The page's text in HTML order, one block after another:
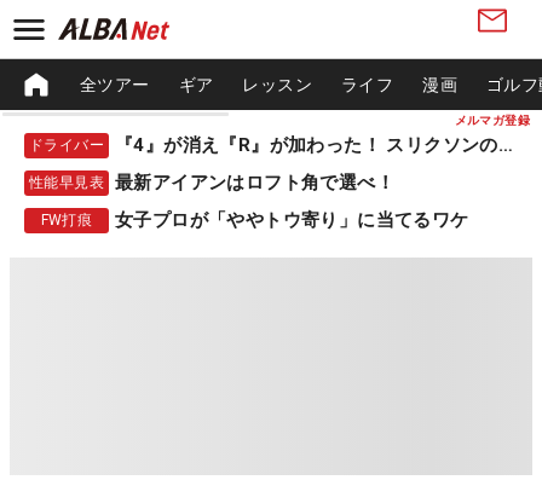
メルマガ登録
全ツアー ギア レッスン ライフ 漫画 ゴル
ドライバー 『4』が消え『R』が加わった！ スリクソンの新作
性能早見表 最新アイアンはロフト角で選べ！
FW打痕 女子プロが「ややトウ寄り」に当てるワケ